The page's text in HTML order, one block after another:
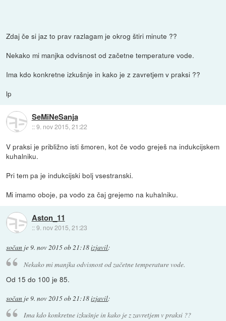
Zdaj če si jaz to prav razlagam je okrog štiri minute ??
Nekako mi manjka odvisnost od začetne temperature vode.
Ima kdo konkretne izkušnje in kako je z zavretjem v praksi ??
lp
SeMiNeSanja
::9. nov 2015, 21:22
V praksi je približno isti šmoren, kot če vodo greješ na indukcijskem
kuhalniku.
Pri tem pa je indukcijski bolj vsestranski.
Mi imamo oboje, pa vodo za čaj grejemo na kuhalniku.
Aston_11
::9. nov 2015, 21:23
sočan je9. nov 2015 ob 21:18izjavil:
Nekako mi manjka odvisnost od začetne temperature vode.
Od 15 do 100 je 85.
sočan je9. nov 2015 ob 21:18izjavil:
Ima kdo konkretne izkušnje in kako je z zavretjem v praksi ??